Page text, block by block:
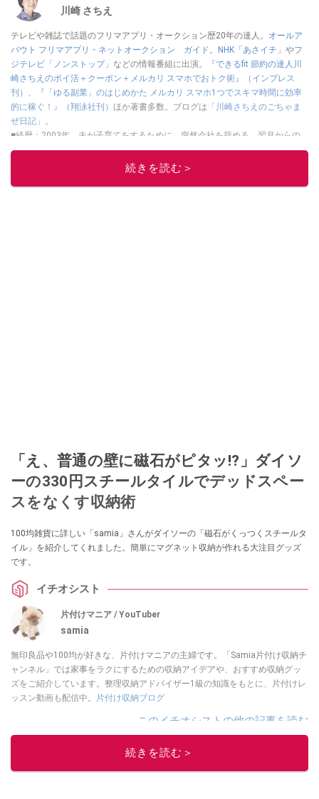
川崎 さちえ
テレビや雑誌で話題のフリマアプリ・オークション歴20年の達人。 オールア
バウト フリマアプリ・ネットオークション ガイド。 NHK「あさイチ」 やフ
ジテレビ「ノンストップ」 などの情報番組に出演。
『できるfit 節約の達人川
崎さちえのポイ活＋クーポン＋メルカリ スマホでおトク術』（インプレス
刊） 、
『「ゆる副業」のはじめかた メルカリ スマホ1つでスキマ時間に効率
的に稼ぐ！』（翔泳社刊） ほか著書多数。ブログは 「川崎さちえのごちゃま
ぜ日記」 。
■経歴：2003年、夫が子育てをするために、突然会社を辞める。翌月からの
給料が０円になり、家にいながら、しかも空いた時間でできるオークション
に目をつける。しかし、取引の仕方がわからずに、まずは落札者として参
続きを読む＞
「え、普通の壁に磁石がピタッ!?」ダイソ
ーの330円スチールタイルでデッドスペー
スをなくす収納術
100均雑貨に詳しい「samia」さんがダイソーの「磁石がくっつくスチールタ
イル」を紹介してくれました。簡単にマグネット収納が作れる大注目グッズ
です。
イチオシスト
片付けマニア / YouTuber
samia
無印良品や100均が好きな、片付けマニアの主婦です。「Samia片付け収納チ
ャンネル」では家事をラクにするための収納アイデアや、おすすめ収納グッ
ズをご紹介しています。整理収納アドバイザー1級の知識をもとに、片付けレ
ッスン動画も配信中。
片付け収納ブログ
このイチオシストの他の記事を読む
続きを読む＞